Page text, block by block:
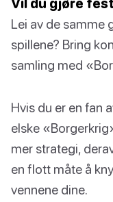
Vil du gjøre
Lei av de samme
spillene? Bring
samling med
Hvis du er en fan
elske
mer strategi,
en flott måte å
vennene dine.